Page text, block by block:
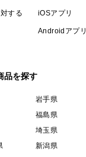
する
iOSアプリ
Androidアプリ
品を探す
岩手県
福島県
埼玉県
新潟県